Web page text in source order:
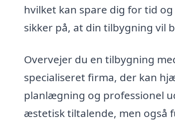
hvilket kan spare dig for tid
sikker på, at din tilbygning vil
Overvejer du en tilbygning
specialiseret firma, der kan
planlægning og professionel
æstetisk tiltalende, men også